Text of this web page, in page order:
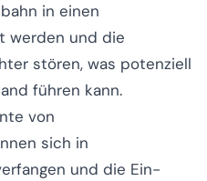
in einen
werden und die
stören, was potenziell
führen kann.
von
sich in
und die Ein-